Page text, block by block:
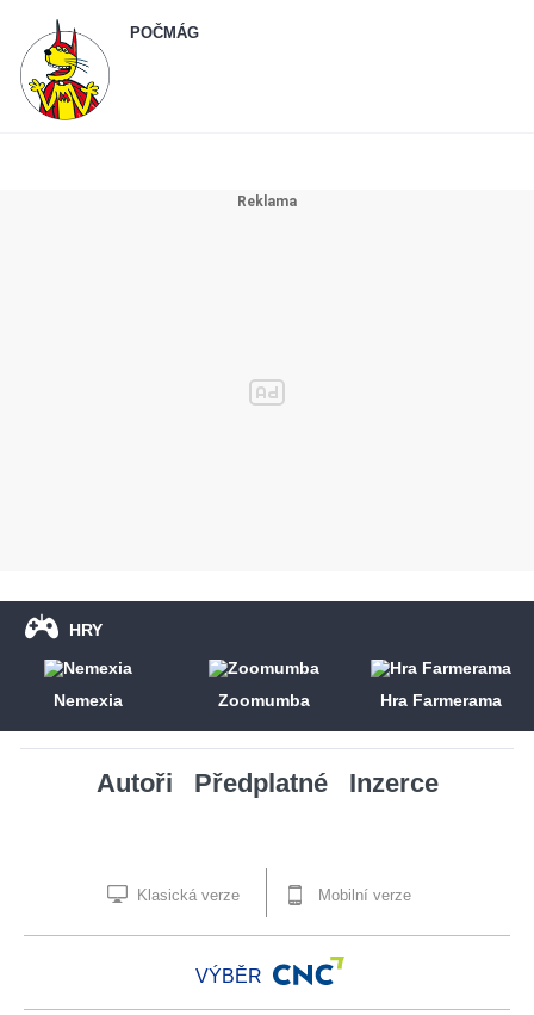
POČMÁG
HRY
Nemexia Zoomumba Hra Farmerama
Autoři Předplatné Inzerce
Klasická verze Mobilní verze
VÝBĚR